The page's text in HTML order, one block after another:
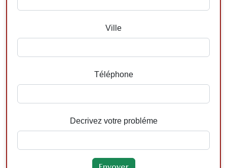
Ville
Téléphone
Decrivez votre probléme